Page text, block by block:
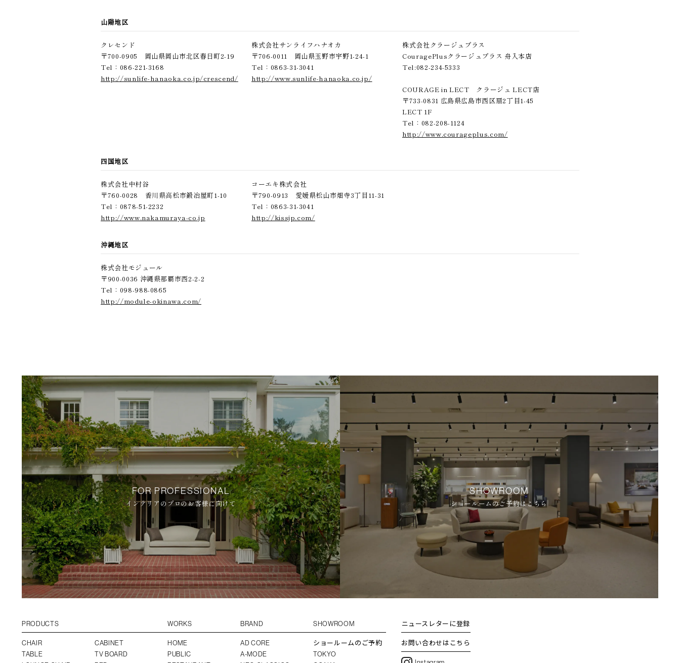
山陽地区
クレセンド
〒700-0905 岡山県岡山市北区春日町2-19
Tel：086-221-3168
http://sunlife-hanaoka.co.jp/crescend/
株式会社サンライフハナオカ
〒706-0011 岡山県玉野市宇野1-24-1
Tel：0863-31-3041
http://www.sunlife-hanaoka.co.jp/
株式会社クラージュプラス
CouragePlusクラージュプラス 舟入本店
Tel:082-234-5333
COURAGE in LECT クラージュ LECT店
〒733-0831 広島県広島市西区扇2丁目1-45
LECT 1F
Tel：082-208-1124
http://www.courageplus.com/
四国地区
株式会社中村谷
〒760-0028 香川県高松市鍛冶屋町1-10
Tel：0878-51-2232
http://www.nakamuraya-co.jp
コーエキ株式会社
〒790-0913 愛媛県松山市畑寺3丁目11-31
Tel：0863-31-3041
http://kissjp.com/
沖縄地区
株式会社モジュール
〒900-0036 沖縄県那覇市西2-2-2
Tel：098-988-0865
http://module-okinawa.com/
FOR PROFESSIONAL
インテリアのプロのお客様に向けて
SHOWROOM
ショールームのご予約はこちら
PRODUCTS
CHAIR
TABLE
CABINET
TV BOARD
WORKS
HOME
PUBLIC
BRAND
AD CORE
A-MODE
SHOWROOM
ショールームのご予約
TOKYO
ニュースレターに登録
お問い合わせはこちら